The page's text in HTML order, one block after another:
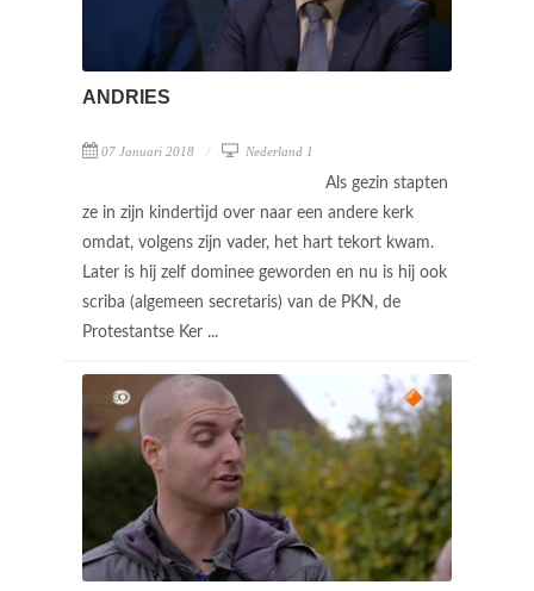
ANDRIES
07 Januari 2018 Nederland 1
Als gezin stapten
ze in zijn kindertijd over naar een andere kerk
omdat, volgens zijn vader, het hart tekort kwam.
Later is hij zelf dominee geworden en nu is hij ook
scriba (algemeen secretaris) van de PKN, de
Protestantse Ker ...